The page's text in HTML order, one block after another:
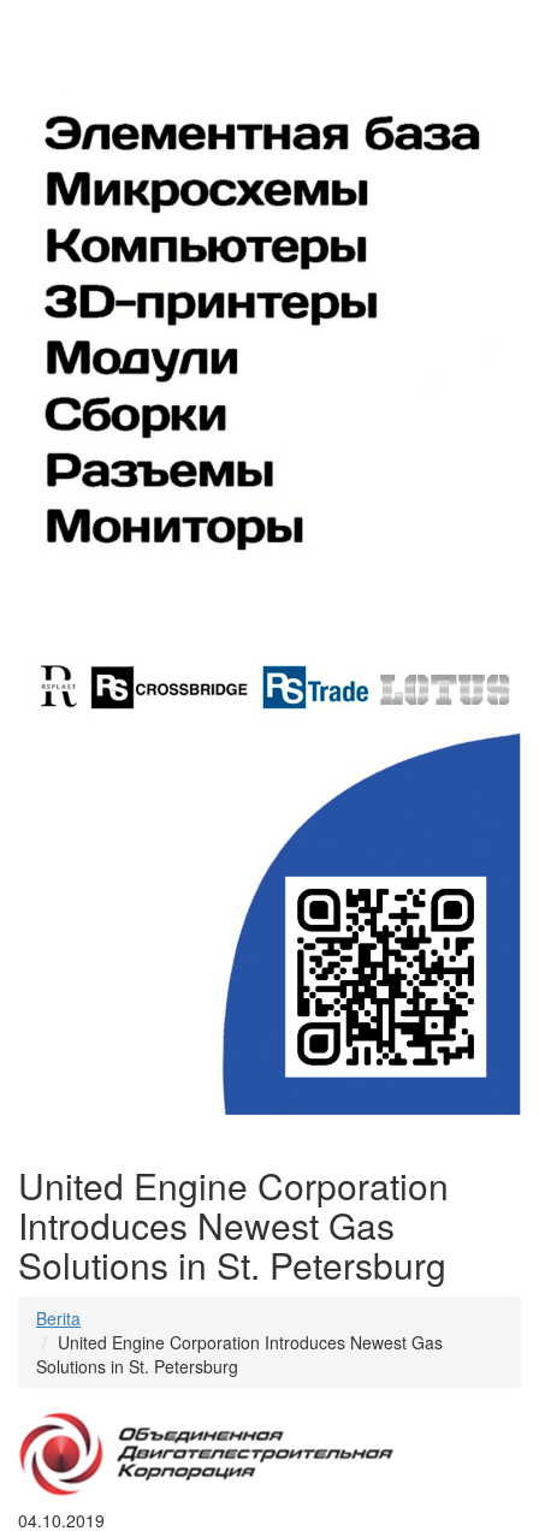
United Engine Corporation
Introduces Newest Gas
Solutions in St. Petersburg
Berita
United Engine Corporation Introduces Newest Gas
Solutions in St. Petersburg
04.10.2019